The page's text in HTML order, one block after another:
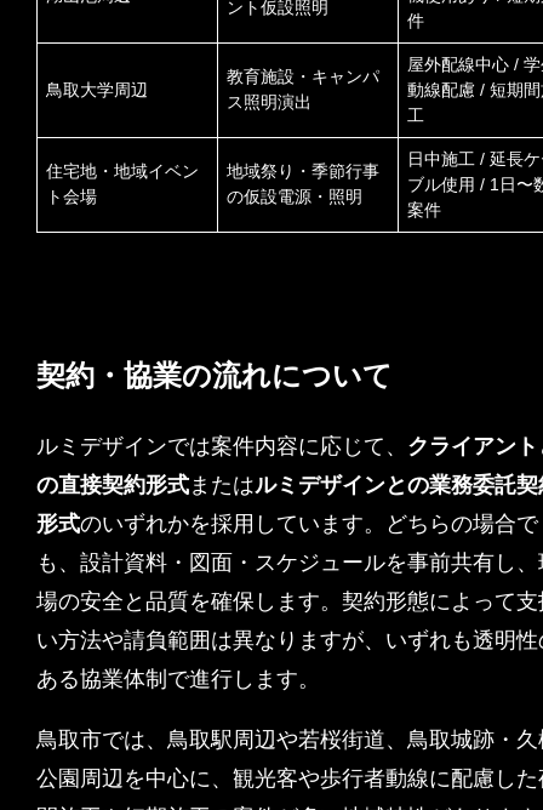
ント仮設照明
件
鳥取大学周辺
教育施設・キャンパ
ス照明演出
屋外配線中心 /
動線配慮 / 短期
工
住宅地・地域イベン
ト会場
地域祭り・季節行事
の仮設電源・照明
日中施工 / 延長
ブル使用 / 1日〜
案件
契約・協業の流れについて
ルミデザインでは案件内容に応じて、 クライアント
の直接契約形式またはルミデザインとの業務委託契
形式のいずれかを採用しています。どちらの場合で
も、設計資料・図面・スケジュールを事前共有し、
場の安全と品質を確保します。契約形態によって支
い方法や請負範囲は異なりますが、いずれも透明性
ある協業体制で進行します。
鳥取市では、鳥取駅周辺や若桜街道、鳥取城跡・久
公園周辺を中心に、観光客や歩行者動線に配慮した